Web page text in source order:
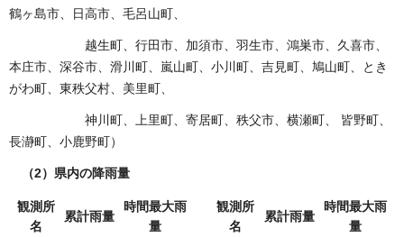
鶴ヶ島市、日高市、毛呂山町、
越生町、行田市、加須市、羽生市、鴻巣市、久喜市、
本庄市、深谷市、滑川町、嵐山町、小川町、吉見町、鳩山町、とき
がわ町、東秩父村、美里町、
神川町、上里町、寄居町、秩父市、横瀬町、 皆野町、
長瀞町、小鹿野町）
（2）県内の降雨量
観測所
名
累計雨量
時間最大雨
量
観測所
名
累計雨量
時間最大雨
量